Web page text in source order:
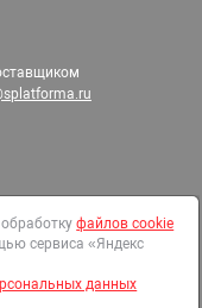
файлов cookie
сервиса «Яндекс
данных